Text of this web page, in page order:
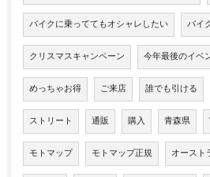
バイクに乗っててもオシャレしたい バイ
クリスマスキャンペーン 今年最後のイベ
めっちゃお得 ご来店 誰でも引ける
ストリート 通販 購入 青森県
モトマップ モトマップ正規 オースト